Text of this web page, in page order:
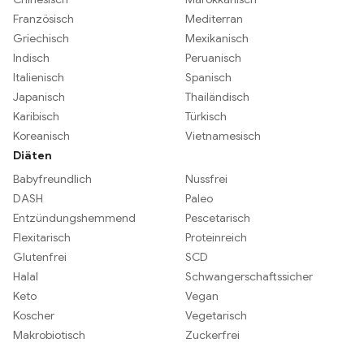
Französisch
Griechisch
Indisch
Italienisch
Japanisch
Karibisch
Koreanisch
Mediterran
Mexikanisch
Peruanisch
Spanisch
Thailändisch
Türkisch
Vietnamesisch
Diäten
Babyfreundlich
DASH
Entzündungshemmend
Flexitarisch
Glutenfrei
Halal
Keto
Koscher
Makrobiotisch
Nussfrei
Paleo
Pescetarisch
Proteinreich
SCD
Schwangerschaftssicher
Vegan
Vegetarisch
Zuckerfrei